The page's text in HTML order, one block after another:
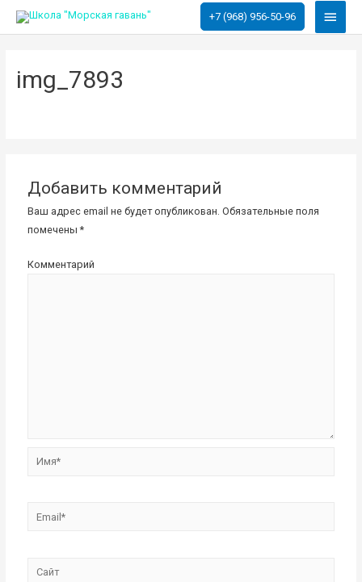
+7 (968) 956-50-96
img_7893
Добавить комментарий
Ваш адрес email не будет опубликован. Обязательные поля
помечены*
Комментарий
Имя*
Email*
Сайт